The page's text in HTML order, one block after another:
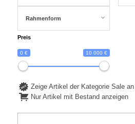
Rahmenform
Preis
0 € 10 000 €
Zeige Artikel der Kategorie Sale an
Nur Artikel mit Bestand anzeigen